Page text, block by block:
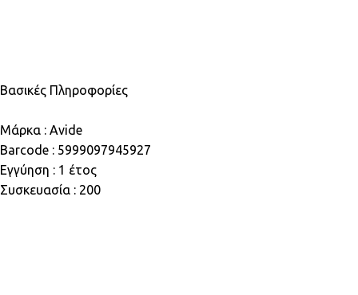
Βασικές Πληροφορίες
Μάρκα : Avide
Barcode : 5999097945927
Εγγύηση : 1 έτος
Συσκευασία : 200